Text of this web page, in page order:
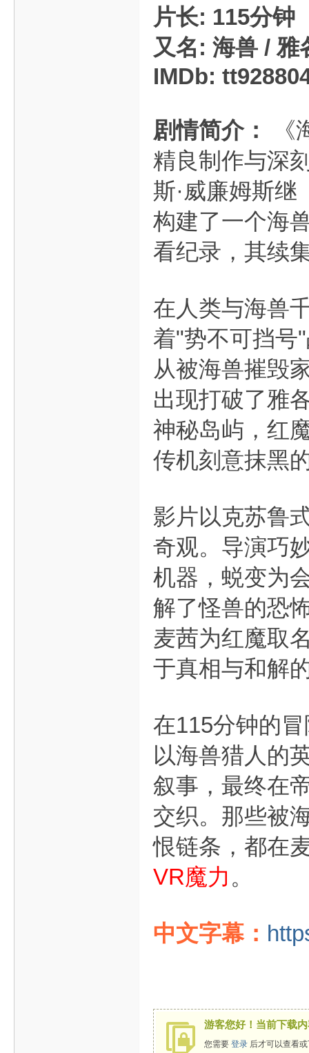
片长: 115分钟
又名: 海兽 /
IMDb:
剧情简介：
《
精良制作与深
斯·威廉姆斯
构建了一个海
看纪录，其续
在人类与海兽
着"势不可挡号
从被海兽摧毁
出现打破了雅
神秘岛屿，红
传机刻意抹黑
影片以克苏鲁
奇观。导演巧
机器，蜕变为
解了怪兽的恐
麦茜为红魔取
于真相与和解
在115分钟的
以海兽猎人的
叙事，最终在
交织。那些被
恨链条，都在
VR魔力 。
中文字幕：
游客您好！当前下载
您需要 登录 后才可以查看